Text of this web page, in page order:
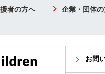
者の方へ 企業・団体
お問